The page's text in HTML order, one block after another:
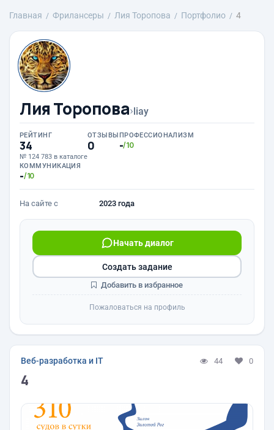
Главная Фрилансеры Лия Торопова Портфолио 4
Лия Торопова›liay
РЕЙТИНГ
34
№ 124 783 в каталоге
ОТЗЫВЫ
0
ПРОФЕССИОНАЛИЗМ
-/10
КОММУНИКАЦИЯ
-/10
На сайте с 2023 года
Начать диалог
Создать задание
Добавить в избранное
Пожаловаться на профиль
Веб-разработка и IT 44 0
4